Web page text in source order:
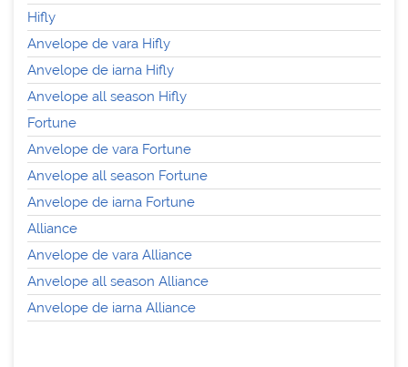
Hifly
Anvelope de vara Hifly
Anvelope de iarna Hifly
Anvelope all season Hifly
Fortune
Anvelope de vara Fortune
Anvelope all season Fortune
Anvelope de iarna Fortune
Alliance
Anvelope de vara Alliance
Anvelope all season Alliance
Anvelope de iarna Alliance